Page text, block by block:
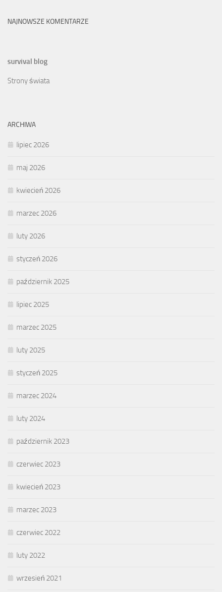
NAJNOWSZE KOMENTARZE
survival blog
Strony świata
ARCHIWA
lipiec 2026
maj 2026
kwiecień 2026
marzec 2026
luty 2026
styczeń 2026
październik 2025
lipiec 2025
marzec 2025
luty 2025
styczeń 2025
marzec 2024
luty 2024
październik 2023
czerwiec 2023
kwiecień 2023
marzec 2023
czerwiec 2022
luty 2022
wrzesień 2021